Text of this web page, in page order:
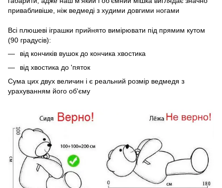
привабливіше, ніж ведмеді з худими довгими ногами
Всі плюшеві іграшки прийнято вимірювати під прямим кутом
(90 градусів):
від кончиків вушок до кончика хвостика
від хвостика до 'пяток
Сума цих двух величин і є реальний розмір ведмедя з
урахуванням його об'єму